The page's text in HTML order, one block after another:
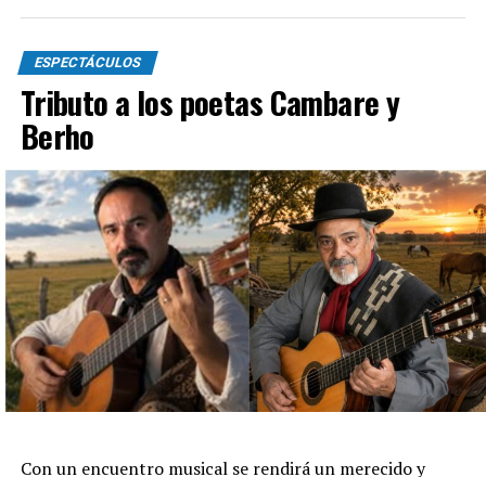
ESPECTÁCULOS
Tributo a los poetas Cambare y
Berho
Con un encuentro musical se rendirá un merecido y